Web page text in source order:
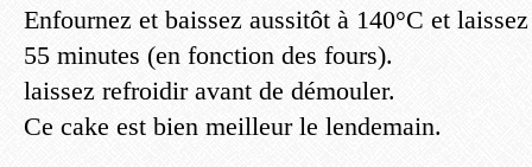
Enfournez et baissez aussitôt à 140°C et
55 minutes (en fonction des fours).
laissez refroidir avant de démouler.
Ce cake est bien meilleur le lendemain.